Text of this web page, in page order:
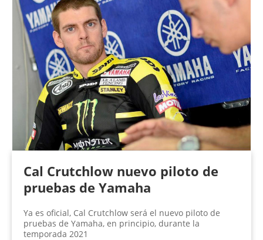
Cal Crutchlow nuevo piloto de
pruebas de Yamaha
Ya es oficial, Cal Crutchlow será el nuevo piloto de
pruebas de Yamaha, en principio, durante la
temporada 2021